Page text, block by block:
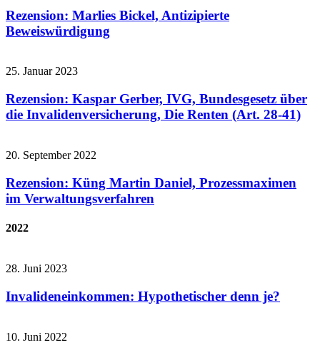
Rezension: Marlies Bickel, Antizipierte
Beweiswürdigung
25. Januar 2023
Rezension: Kaspar Gerber, IVG, Bundesgesetz über
die Invalidenversicherung, Die Renten (Art. 28-41)
20. September 2022
Rezension: Küng Martin Daniel, Prozessmaximen
im Verwaltungsverfahren
2022
28. Juni 2023
Invalideneinkommen: Hypothetischer denn je?
10. Juni 2022